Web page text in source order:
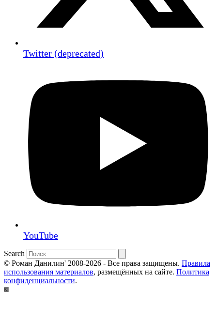
Twitter (deprecated)
YouTube
Search
© Роман Данилин' 2008-2026 - Все права защищены. Правила
использования материалов, размещённых на сайте. Политика
конфиденциальности.